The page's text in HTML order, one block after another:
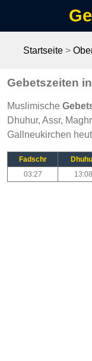
Startseite >
Gebetszeiten
Muslimische
Dhuhur, Assr,
Gallneukirchen
Fadschr
03:27
13:08